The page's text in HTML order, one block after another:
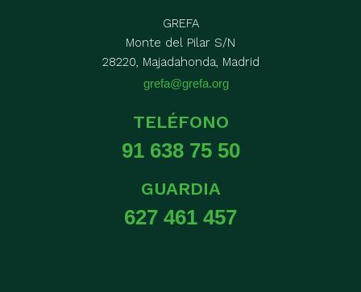
GREFA
Monte del Pilar S/N
28220, Majadahonda, Madrid
grefa@grefa.org
TELÉFONO
91 638 75 50
GUARDIA
627 461 457